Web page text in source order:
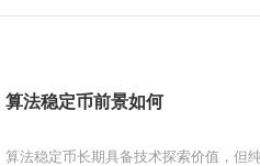
算法稳定币前景如何
算法稳定币长期具备技术探索价值，但